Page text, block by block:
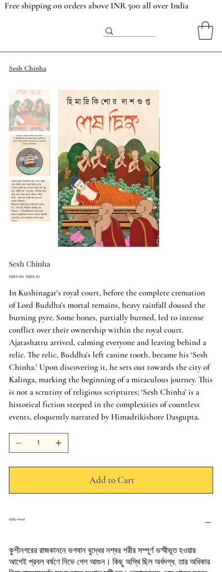
Free shipping on orders above INR 500 all over India
Sesh Chinha
Sesh Chinha
Original
₹299.00 Sale
₹269.10
In Kushinagar's royal court, before the complete cremation
of Lord Buddha's mortal remains, heavy rainfall doused the
burning pyre. Some bones, partially burned, led to intense
conflict over their ownership within the royal court.
Ajatashatru arrived, calming everyone and leaving behind a
relic. The relic, Buddha's left canine tooth, became his ‘Sesh
Chinha.' Upon discovering it, he sets out towards the city of
Kalinga, marking the beginning of a miraculous journey. This
is not a scrutiny of religious scriptures; ‘Sesh Chinha’ is a
historical fiction steeped in the complexities of countless
events, eloquently narrated by Himadrikishore Dasgupta.
Add to Cart
বইটির সম্পর্কে
কুশীনগরের রাজকাননে ভগবান বুদ্ধের নশ্বর শরীর সম্পূর্ণ ভস্মীভূত হওয়ার
আগেই প্রবল বর্ষণে নিভে গেল আগুন। কিছু অস্থি ছিল অর্ধদগ্ধ, তার অধিকার